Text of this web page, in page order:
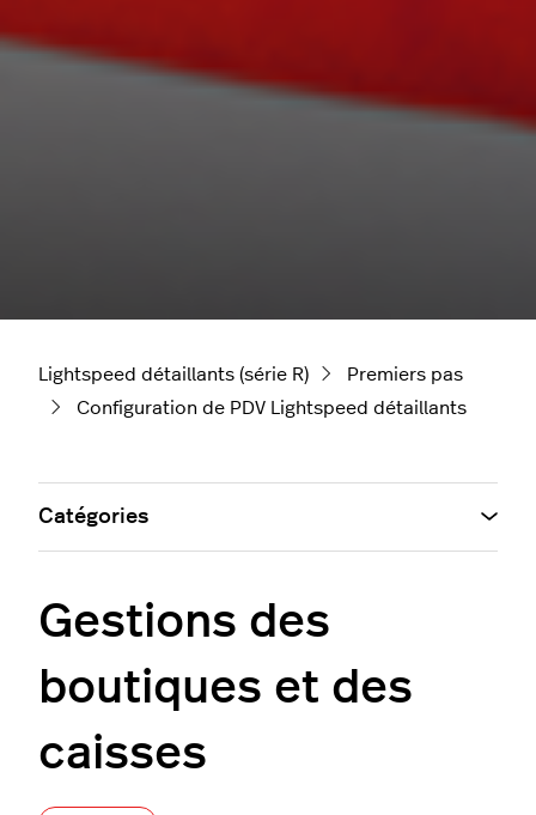
Lightspeed détaillants (série R)
Premiers pas
Configuration de PDV Lightspeed détaillants
Gestions des
boutiques et des
caisses
Catégories